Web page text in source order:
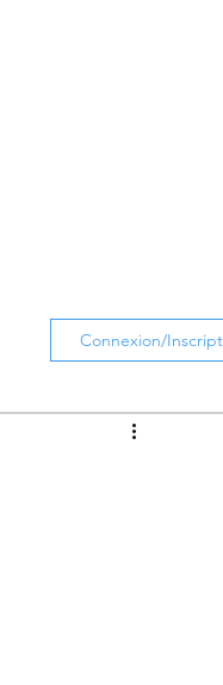
Connexion/